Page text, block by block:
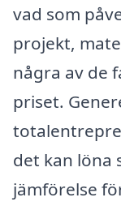
vad som
projekt,
några av de
priset.
det kan löna
jämförelse